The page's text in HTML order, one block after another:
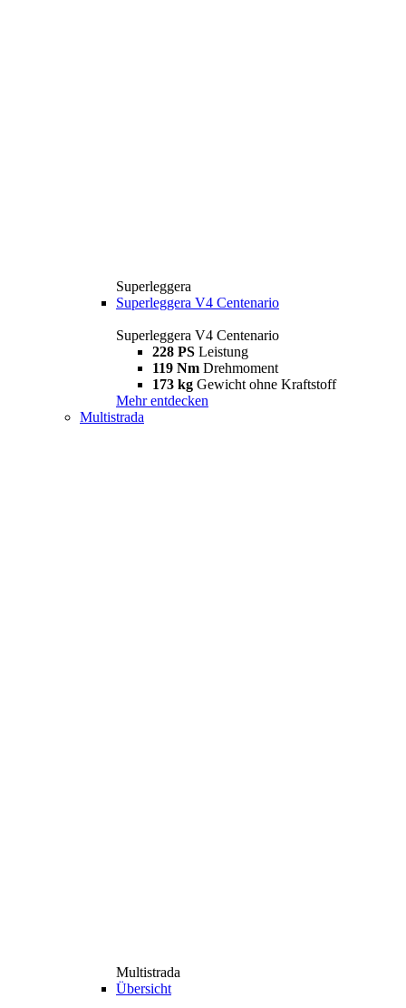
Superleggera
Superleggera V4 Centenario
Superleggera V4 Centenario
228 PS Leistung
119 Nm Drehmoment
173 kg Gewicht ohne Kraftstoff
Mehr entdecken
Multistrada
Multistrada
Übersicht